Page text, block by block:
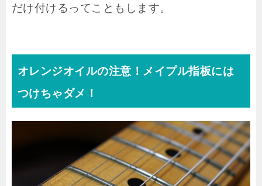
だけ付けるってこともします。
オレンジオイルの注意！メイプル指板には
つけちゃダメ！